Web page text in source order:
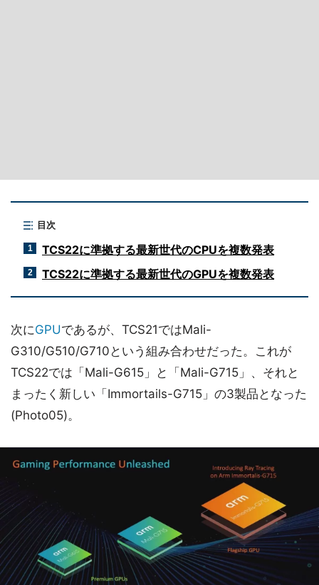
目次
1 TCS22に準拠する最新世代のCPUを複数発表
2 TCS22に準拠する最新世代のGPUを複数発表
次にGPUであるが、TCS21ではMali-
G310/G510/G710という組み合わせだった。これが
TCS22では「Mali-G615」と「Mali-G715」、それと
まったく新しい「Immortails-G715」の3製品となった
(Photo05)。